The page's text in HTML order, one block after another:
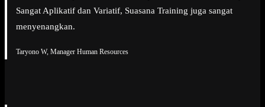
Sangat Aplikatif dan Variatif, Suasana Training juga sangat
menyenangkan.
Taryono W, Manager Human Resources